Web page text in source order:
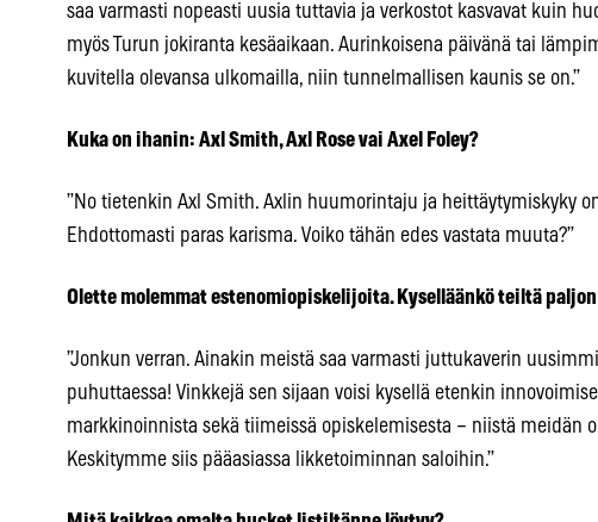
saa varmasti nopeasti uusia tuttavia ja verkostot kasvavat kuin
myös Turun jokiranta kesäaikaan. Aurinkoisena päivänä tai
kuvitella olevansa ulkomailla, niin tunnelmallisen kaunis se on.”
Kuka on ihanin: Axl Smith, Axl Rose vai Axel Foley?
”No tietenkin Axl Smith. Axlin huumorintaju ja heittäytymiskyky
Ehdottomasti paras karisma. Voiko tähän edes vastata muuta?”
Olette molemmat estenomiopiskelijoita. Kyselläänkö teiltä
”Jonkun verran. Ainakin meistä saa varmasti juttukaverin
puhuttaessa! Vinkkejä sen sijaan voisi kysellä etenkin
markkinoinnista sekä tiimeissä opiskelemisesta – niistä meidän
Keskitymme siis pääasiassa likketoiminnan saloihin.”